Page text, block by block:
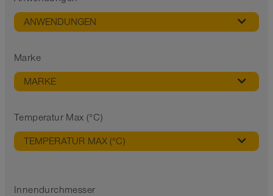
ANWENDUNGEN
Marke
MARKE
Temperatur Max (°C)
TEMPERATUR MAX (°C)
Innendurchmesser